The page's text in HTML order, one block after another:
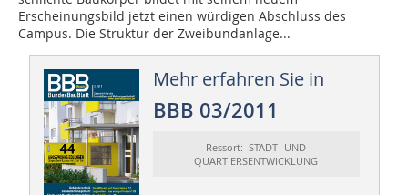
Erscheinungsbild jetzt einen würdigen Abschluss des
Campus. Die Struktur der Zweibundanlage...
Mehr erfahren Sie in
BBB 03/2011
Ressort: STADT- UND
QUARTIERSENTWICKLUNG